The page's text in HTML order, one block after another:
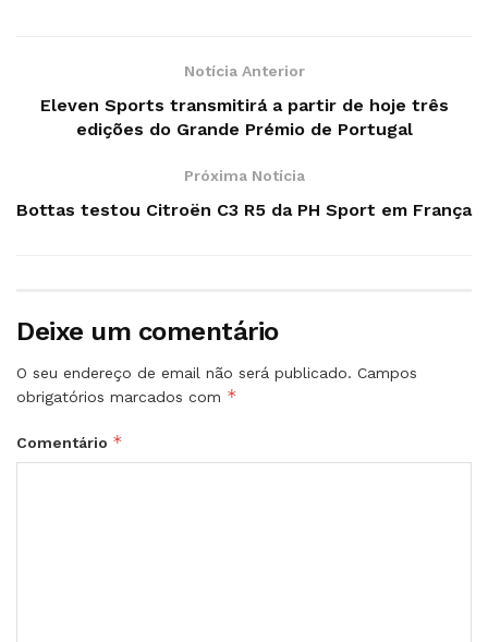
Notícia Anterior
Eleven Sports transmitirá a partir de hoje três
edições do Grande Prémio de Portugal
Próxima Notícia
Bottas testou Citroën C3 R5 da PH Sport em França
Deixe um comentário
O seu endereço de email não será publicado. Campos
obrigatórios marcados com *
Comentário *